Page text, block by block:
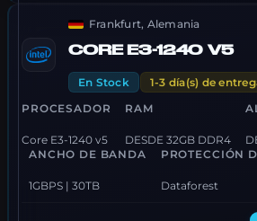
Frankfurt, Alemania
CORE E3-1240 V5
En Stock
1-3 día(s) de
PROCESADOR
Core E3-1240 v5
RAM
DESDE 32GB DDR4
ANCHO DE BANDA
1GBPS | 30TB
PROTECCIÓN
Dataforest